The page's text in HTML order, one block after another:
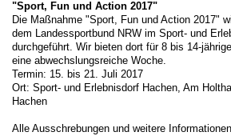
"Sport, Fun und Action 2017"
Die Maßnahme "Sport, Fun und Action 2017"
dem Landessportbund NRW im Sport- und
durchgeführt. Wir bieten dort für 8 bis 14-
eine abwechslungsreiche Woche.
Termin: 15. bis 21. Juli 2017
Ort: Sport- und Erlebnisdorf Hachen, Am
Hachen
Alle Ausschrebungen und weitere